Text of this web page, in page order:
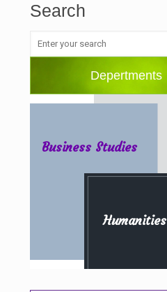
Search
Depertments
Humanities
Business Studies